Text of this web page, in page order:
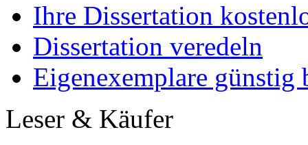
Ihre Dissertation
Dissertation veredeln
Eigenexemplare günstig
Leser & Käufer